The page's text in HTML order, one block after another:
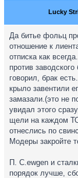
Lucky
Да битье фольц
отношение к
отписка как
против
говорил, брак
крыло завентили
замазали.(это не
увидал этого
щели на каждом
отнеслись по
Модеры закройте
П. С.ewgen и
порядок лучше,